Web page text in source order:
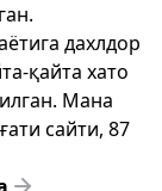
дахлдор
қайта хато
Мана
сайти, 87